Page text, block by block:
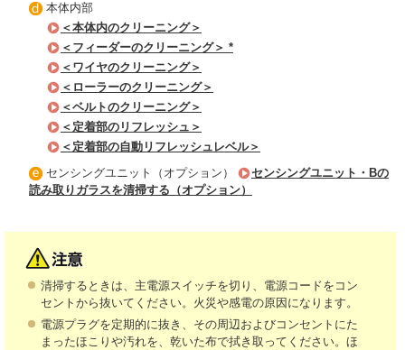
本体内部
＜本体内のクリーニング＞
＜フィーダーのクリーニング＞ *
＜ワイヤのクリーニング＞
＜ローラーのクリーニング＞
＜ベルトのクリーニング＞
＜定着部のリフレッシュ＞
＜定着部の自動リフレッシュレベル＞
センシングユニット（オプション）
センシングユニット・Bの
読み取りガラスを清掃する（オプション）
清掃するときは、主電源スイッチを切り、電源コードをコン
セントから抜いてください。火災や感電の原因になります。
電源プラグを定期的に抜き、その周辺およびコンセントにた
まったほこりや汚れを、乾いた布で拭き取ってください。ほ